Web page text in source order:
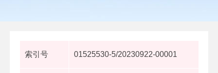
索引号 01525530-5/20230922-00001